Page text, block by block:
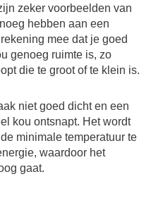
zeker voorbeelden van
hebben aan een
mee dat je goed
genoeg ruimte is, zo
die te groot of te klein is.
niet goed dicht en een
kou ontsnapt. Het wordt
minimale temperatuur te
waardoor het
gaat.